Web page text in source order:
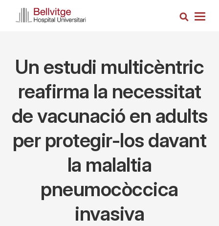
Search
Un estudi multicèntric
reafirma la necessitat
de vacunació en adults
per protegir-los davant
la malaltia
pneumocòccica
invasiva